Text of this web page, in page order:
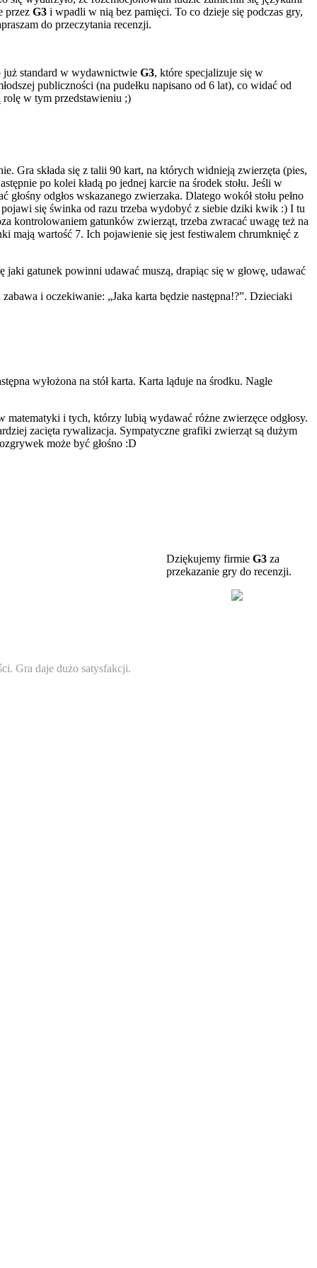
przez G3 i wpadli w nią bez pamięci. To co dzieje się podczas gry,
do przeczytania recenzji.
już standard w wydawnictwie G3, które specjalizuje się w
publiczności (na pudełku napisano od 6 lat), co widać od
rolę w tym przedstawieniu ;)
Gra składa się z talii 90 kart, na których widnieją zwierzęta (pies,
po kolei kładą po jednej karcie na środek stołu. Jeśli w
odgłos wskazanego zwierzaka. Dlatego wokół stołu pełno
się świnka od razu trzeba wydobyć z siebie dziki kwik :) I tu
kontrolowaniem gatunków zwierząt, trzeba zwracać uwagę też na
mają wartość 7. Ich pojawienie się jest festiwalem chrumknięć z
gatunek powinni udawać muszą, drapiąc się w głowę, udawać
i oczekiwanie: „Jaka karta będzie następna!?”. Dzieciaki
wyłożona na stół karta. Karta ląduje na środku. Nagle
i tych, którzy lubią wydawać różne zwierzęce odgłosy.
zacięta rywalizacja. Sympatyczne grafiki zwierząt są dużym
może być głośno :D
Dziękujemy firmie G3 za
przekazanie gry do recenzji.
Gra daje dużo satysfakcji.